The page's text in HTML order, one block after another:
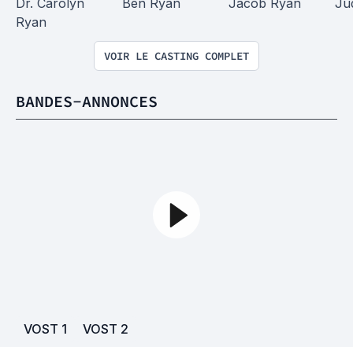
Dr. Carolyn
Ryan
Ben Ryan
Jacob Ryan
VOIR LE CASTING COMPLET
BANDES-ANNONCES
VOST 1 VOST 2